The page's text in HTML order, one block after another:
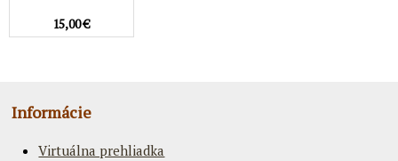
15,00 €
Informácie
Virtuálna prehliadka